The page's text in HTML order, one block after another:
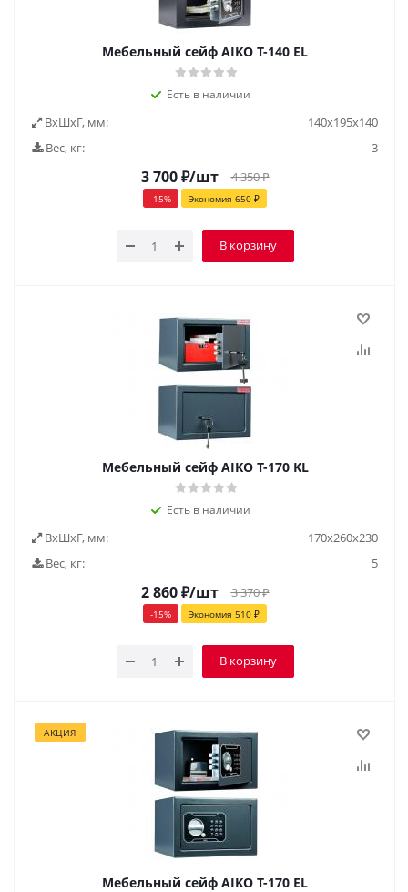
Мебельный сейф AIKO Т-140 EL
Есть в наличии
ВxШxГ, мм:
140х195х140
Вес, кг:
3
3 700₽/шт 4 350₽
-15% Экономия 650 ₽
В корзину
Мебельный сейф AIKO Т-170 KL
Есть в наличии
ВxШxГ, мм:
170х260х230
Вес, кг:
5
2 860₽/шт 3 370₽
-15% Экономия 510 ₽
В корзину
АКЦИЯ
Мебельный сейф AIKO Т-170 EL